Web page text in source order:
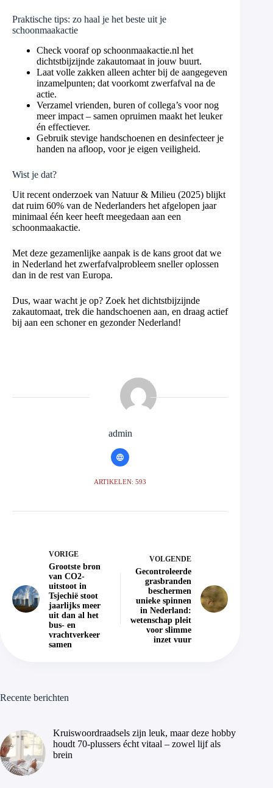
Praktische tips: zo haal je het beste uit je
schoonmaakactie
Check vooraf op schoonmaakactie.nl het
dichtstbijzijnde zakautomaat in jouw buurt.
Laat volle zakken alleen achter bij de aangegeven
inzamelpunten; dat voorkomt zwerfafval na de
actie.
Verzamel vrienden, buren of collega’s voor nog
meer impact – samen opruimen maakt het leuker
én effectiever.
Gebruik stevige handschoenen en desinfecteer je
handen na afloop, voor je eigen veiligheid.
Wist je dat?
Uit recent onderzoek van Natuur & Milieu (2025) blijkt
dat ruim 60% van de Nederlanders het afgelopen jaar
minimaal één keer heeft meegedaan aan een
schoonmaakactie.
Met deze gezamenlijke aanpak is de kans groot dat we
in Nederland het zwerfafvalprobleem sneller oplossen
dan in de rest van Europa.
Dus, waar wacht je op? Zoek het dichtstbijzijnde
zakautomaat, trek die handschoenen aan, en draag actief
bij aan een schoner en gezonder Nederland!
admin
ARTIKELEN: 593
VORIGE
Grootste bron
van CO2-
uitstoot in
Tsjechië stoot
jaarlijks meer
uit dan al het
bus- en
vrachtverkeer
samen
VOLGENDE
Gecontroleerde
grasbranden
beschermen
unieke spinnen
in Nederland:
wetenschap pleit
voor slimme
inzet vuur
Recente berichten
Kruiswoordraadsels zijn leuk, maar deze hobby
houdt 70-plussers écht vitaal – zowel lijf als
brein